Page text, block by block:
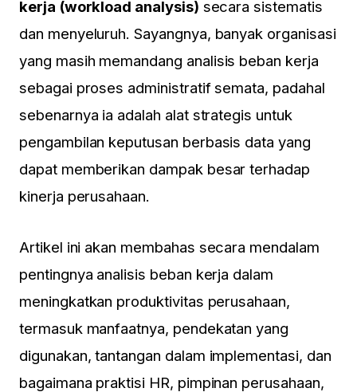
kerja (workload analysis) secara sistematis
dan menyeluruh. Sayangnya, banyak organisasi
yang masih memandang analisis beban kerja
sebagai proses administratif semata, padahal
sebenarnya ia adalah alat strategis untuk
pengambilan keputusan berbasis data yang
dapat memberikan dampak besar terhadap
kinerja perusahaan.
Artikel ini akan membahas secara mendalam
pentingnya analisis beban kerja dalam
meningkatkan produktivitas perusahaan,
termasuk manfaatnya, pendekatan yang
digunakan, tantangan dalam implementasi, dan
bagaimana praktisi HR, pimpinan perusahaan,